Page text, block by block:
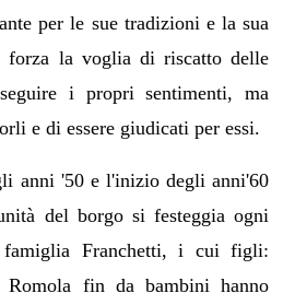
per le sue tradizioni e la sua
forza la voglia di riscatto delle
i propri sentimenti, ma
e di essere giudicati per essi.
anni '50 e l'inizio degli anni'60
del borgo si festeggia ogni
famiglia Franchetti, i cui figli:
Romola fin da bambini hanno